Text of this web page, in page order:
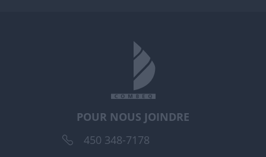
POUR NOUS JOINDRE
450 348-7178